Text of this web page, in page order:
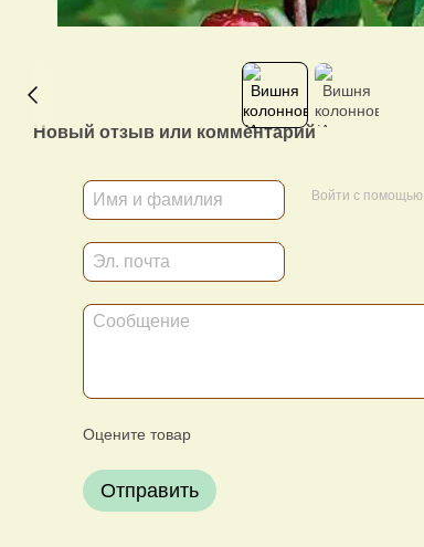
Новый отзыв или комментарий
Войти с помощью
Оцените товар
Отправить